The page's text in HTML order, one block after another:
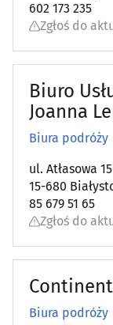
602 173 235
Zgłoś do
Biuro
Joanna
Biura podróży
ul. Atłasowa
15-680
85 679 51 65
Zgłoś do
Biura podróży